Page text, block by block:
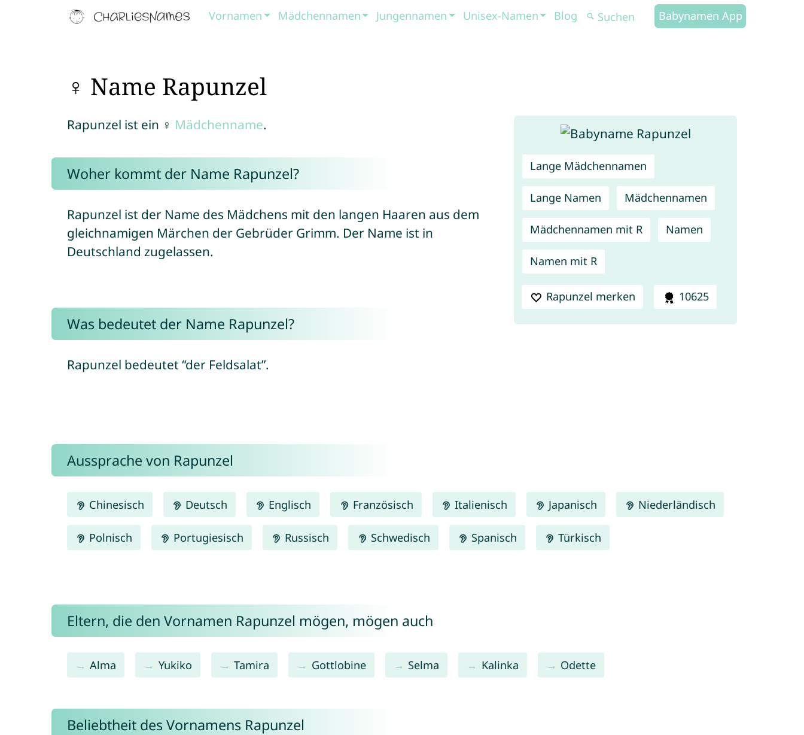
Vornamen Mädchennamen Jungennamen Unisex-Namen Blog Babynamen App
♀ Name Rapunzel
Lange Mädchennamen
Lange Namen Mädchennamen
Mädchennamen mit R Namen
Namen mit R
Rapunzel merken 10625
Rapunzel ist ein ♀ Mädchenname.
Woher kommt der Name Rapunzel?
Rapunzel ist der Name des Mädchens mit den langen Haaren aus dem
gleichnamigen Märchen der Gebrüder Grimm. Der Name ist in
Deutschland zugelassen.
Was bedeutet der Name Rapunzel?
Rapunzel bedeutet “der Feldsalat”.
Aussprache von Rapunzel
Chinesisch Deutsch Englisch Französisch Italienisch Japanisch Niederländisch
Polnisch Portugiesisch Russisch Schwedisch Spanisch Türkisch
Eltern, die den Vornamen Rapunzel mögen, mögen auch
Alma Yukiko Tamira Gottlobine Selma Kalinka Odette
Beliebtheit des Vornamens Rapunzel